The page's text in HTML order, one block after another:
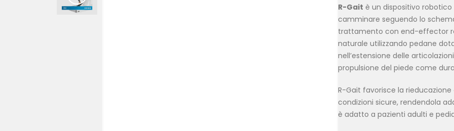
R-Gait è un dispositivo
camminare seguendo lo
trattamento con end-effector
naturale utilizzando pedane
nell’estensione​ delle
propulsione​ del piede come
R-Gait favorisce la
condizioni sicure, rendendola
è adatto a pazienti adulti e